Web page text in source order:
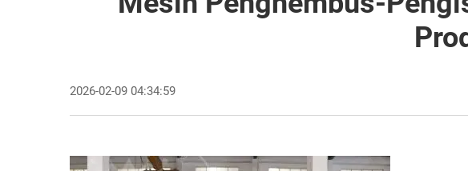
2026-02-09 04:34:59